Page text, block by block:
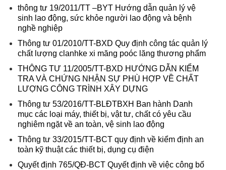
thông tư 19/2011/TT –BYT Hướng dẫn quản lý vệ
sinh lao động, sức khỏe người lao động và bệnh
nghề nghiệp
Thông tư 01/2010/TT-BXD Quy định công tác quản lý
chất lượng clanhke xi măng poóc lăng thương phẩm
THÔNG TƯ 11/2005/TT-BXD HƯỚNG DẪN KIỂM
TRA VÀ CHỨNG NHẬN SỰ PHÙ HỢP VỀ CHẤT
LƯỢNG CÔNG TRÌNH XÂY DỰNG
Thông tư 53/2016/TT-BLĐTBXH Ban hành Danh
mục các loại máy, thiết bị, vật tư, chất có yêu cầu
nghiêm ngặt về an toàn, vệ sinh lao động
Thông tư 33/2015/TT-BCT quy định về kiểm định an
toàn kỹ thuật các thiết bị, dụng cụ điện
Quyết định 765/QĐ-BCT Quyết định về việc công bố